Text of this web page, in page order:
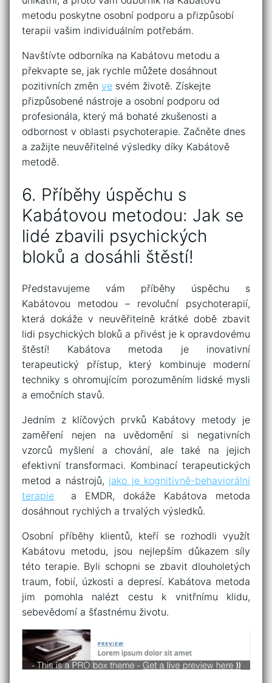
metodu poskytne osobní ​podporu‌ a​ přizpůsobí
terapii ⁤vašim individuálním potřebám.
Navštívte ​odborníka‍ na Kabátovu metodu a
překvapte se,‌ jak rychle můžete dosáhnout
pozitivních změn‍ ve svém životě. Získejte
přizpůsobené nástroje⁢ a‌ osobní ​podporu od
profesionála,​ který má⁣ bohaté ⁤zkušenosti⁢ a
odbornost v oblasti⁣ psychoterapie. Začněte dnes
a ⁢zažijte neuvěřitelné výsledky díky Kabátově
metodě.
6. Příběhy úspěchu s
Kabátovou ​metodou: Jak se
lidé zbavili psychických
bloků a dosáhli štěstí!
Představujeme vám příběhy úspěchu ⁢s
⁢Kabátovou metodou –⁢ revoluční psychoterapií,
která dokáže v ​neuvěřitelně krátké době zbavit
lidi psychických bloků ⁢a​ přivést je k opravdovému⁢
štěstí! Kabátova metoda je⁢ inovativní
terapeutický⁤ přístup,​ který‍ kombinuje moderní
techniky s ohromujícím⁢ porozuměním⁤ lidské mysli
a emočních stavů.
Jedním z klíčových prvků⁣ Kabátovy metody je
zaměření nejen na ‍uvědomění si negativních
vzorců myšlení a chování,​ ale také na jejich
efektivní transformaci. Kombinací terapeutických
metod ‌a nástrojů, jako je ​kognitivně-behaviorální
terapie ⁣ a ​EMDR, dokáže Kabátova metoda
⁣dosáhnout ​rychlých a ‌trvalých výsledků.
Osobní příběhy klientů, kteří se rozhodli využít​
Kabátovu metodu, jsou nejlepším⁢ důkazem síly
této terapie. Byli ⁤schopni se zbavit dlouholetých
traum, fobií, úzkosti a depresí. Kabátova metoda
jim​ pomohla nalézt cestu k vnitřnímu klidu,
sebevědomí a ⁢šťastnému životu.